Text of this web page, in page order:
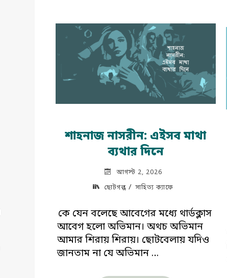
শাহনাজ নাসরীন: এইসব মাথা
ব্যথার দিনে
আগস্ট 2, 2026
ছোটগল্প/ সাহিত্য ক্যাফে
কে যেন বলেছে আবেগের মধ্যে থার্ডক্লাস
আবেগ হলো অভিমান। অথচ অভিমান
আমার শিরায় শিরায়। ছোটবেলায় যদিও
জানতাম না যে অভিমান …